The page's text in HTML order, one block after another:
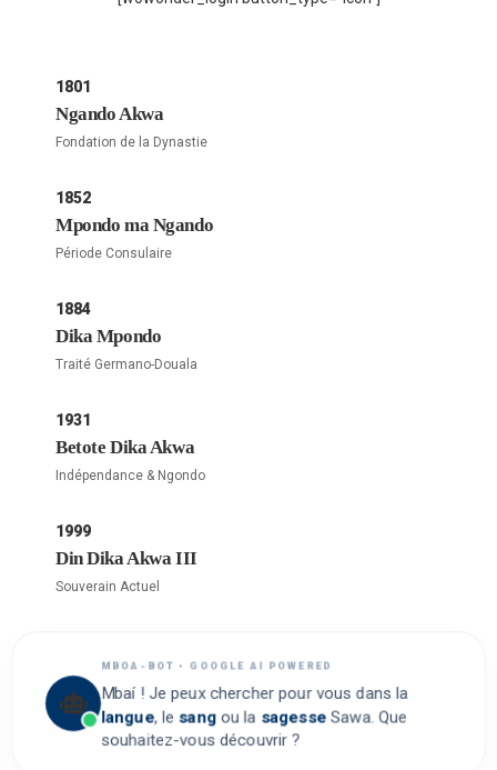
1801
Ngando Akwa
Fondation de la Dynastie
1852
Mpondo ma Ngando
Période Consulaire
1884
Dika Mpondo
Traité Germano-Douala
1931
Betote Dika Akwa
Indépendance & Ngondo
1999
Din Dika Akwa III
Souverain Actuel
MBOA-BOT • GOOGLE AI POWERED
Mbaí ! Je peux chercher pour vous dans la
langue, le sangou la sagesse Sawa. Que
souhaitez-vous découvrir ?